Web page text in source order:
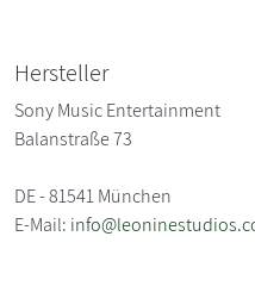
Hersteller
Sony Music Entertainment
Balanstraße 73
DE - 81541 München
E-Mail: